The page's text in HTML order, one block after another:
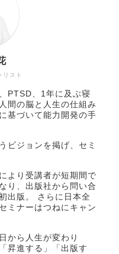
リスト
PTSD、1年に及ぶ寝
間の脳と人生の仕組み
基づいて能力開発の手
ビジョンを掲げ、セミ
より受講者が短期間で
り、出版社から問い合
出版。 さらに日本全
ミナーはつねにキャン
から人生が変わり
昇進する」「出版す